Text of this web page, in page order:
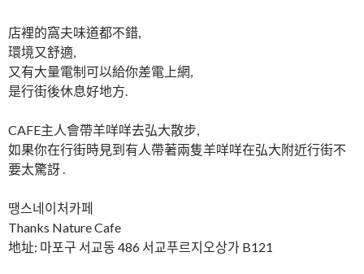
店裡的窩夫味道都不錯,
環境又舒適,
又有大量電制可以給你差電上網,
是行街後休息好地方.
CAFE主人會帶羊咩咩去弘大散步,
如果你在行街時見到有人帶著兩隻羊咩咩在弘大附近行街不
要太驚訝 .
땡스네이처카페
Thanks Nature Cafe
地址: 마포구 서교동 486 서교푸르지오상가 B121